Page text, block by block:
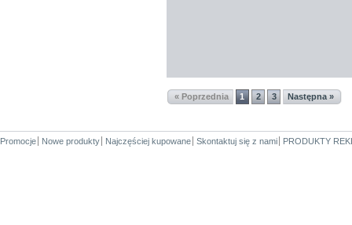
« Poprzednia 1 2 3 Następna »
Promocje Nowe produkty Najczęściej kupowane Skontaktuj się z nami PRODUKTY